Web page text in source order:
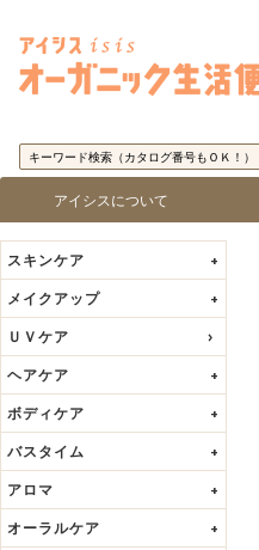
コ
ン
テ
ツ
へ
キ
キーワード検索（カタログ番号もＯＫ！）
アイシスについて
ロゴ
ブラ
スキンケア +
メイクアップ +
ＵＶケア
ヘアケア +
ボディケア +
バスタイム +
アロマ +
オーラルケア +